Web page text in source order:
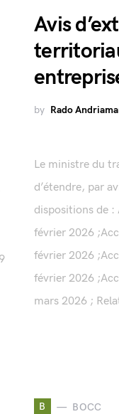
Avis
by Rado
Le ministre du
d’étendre, par
dispositions de
février 2026
février 2026
février 2026
mars 2026 ;
B BOCC